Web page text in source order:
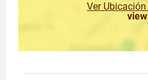
Ver Ubicación
view